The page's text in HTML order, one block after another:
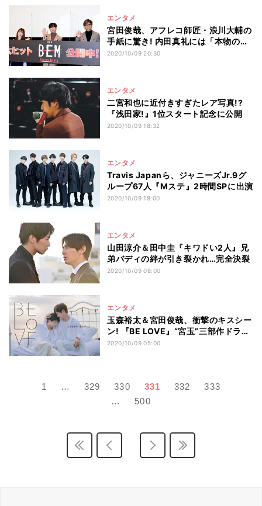
エンタメ
宮田俊哉、アフレコ師匠・浪川大輔の
手紙に驚き! 内田真礼には「本物のま
れいたそだ!」
2020/10/09 20:30
エンタメ
二宮和也に近付きすぎたレア写真!?
『浅田家!』1位スタート記念に公開
2020/10/09 18:32
エンタメ
Travis Japanら、ジャニーズJr.9グ
ループ67人『Mステ』2時間SPに出演
2020/10/09 18:00
エンタメ
山田涼介＆田中圭『キワドい2人』兄
弟バディの絆が引き裂かれ…完全決裂
2020/10/09 08:00
エンタメ
玉森裕太＆宮田俊哉、衝撃のキスシー
ン! 『BE LOVE』“宮玉”三部作ドラマ
化
2020/10/09 05:00
1 … 329 330 331 332
333
…
500